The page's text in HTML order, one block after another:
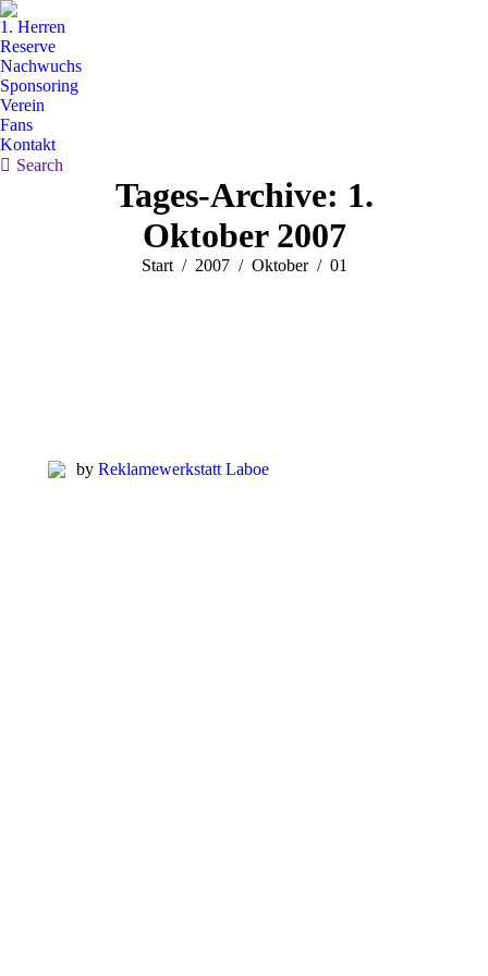
1. Herren
Reserve
Nachwuchs
Sponsoring
Verein
Fans
Kontakt
Search:
Search
Tages-Archive: 1.
Oktober 2007
Sie befinden sich hier:
Start 2007 Oktober 01
by Reklamewerkstatt Laboe